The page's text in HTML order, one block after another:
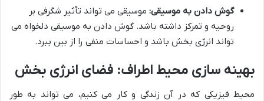
گوش دادن به موسیقی: موسیقی می تواند تأثیر شگرفی بر
روحیه و تمرکز داشته باشد. گوش دادن به موسیقی دلخواه می
تواند انرژی بخش باشد و احساسات منفی را از بین ببرد.
بهینه سازی محیط اطراف: فضای انرژی بخش
محیط فیزیکی که در آن زندگی و کار می کنیم، می تواند به طور